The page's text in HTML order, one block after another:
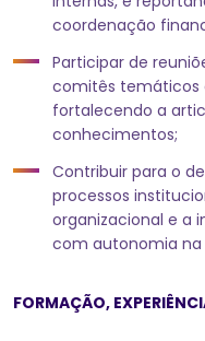
coordenação
Participar de
comitês temáticos
fortalecendo a
conhecimentos;
Contribuir para o
processos
organizacional e a
com autonomia na
FORMAÇÃO,